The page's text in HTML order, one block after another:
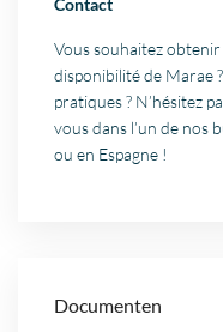
Contact
Vous souhaitez
disponibilité de Marae
pratiques ? N’hésitez
vous dans l’un de nos
ou en Espagne !
Documenten